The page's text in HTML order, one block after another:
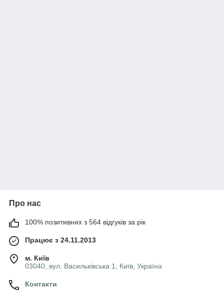
Про нас
100% позитивних з 564 відгуків за рік
Працює з 24.11.2013
м. Київ
03040, вул. Васильківська 1, Київ, Україна
Контакти